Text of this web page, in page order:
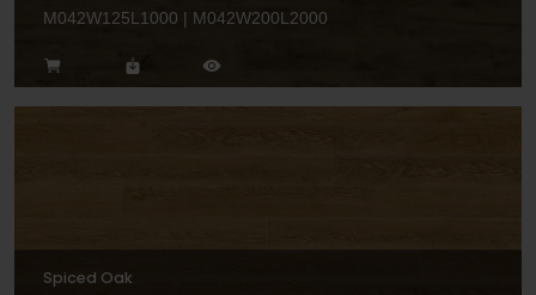
M042W125L1000 | M042W200L2000
Spiced Oak